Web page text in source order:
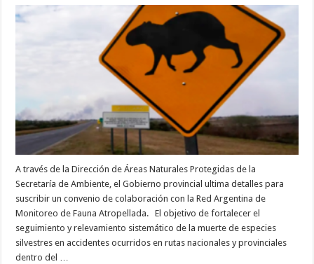
A través de la Dirección de Áreas Naturales Protegidas de la
Secretaría de Ambiente, el Gobierno provincial ultima detalles para
suscribir un convenio de colaboración con la Red Argentina de
Monitoreo de Fauna Atropellada. El objetivo de fortalecer el
seguimiento y relevamiento sistemático de la muerte de especies
silvestres en accidentes ocurridos en rutas nacionales y provinciales
dentro del …